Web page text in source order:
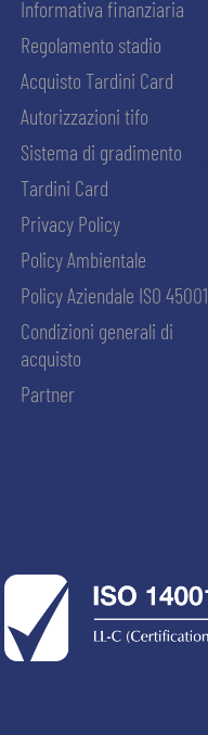
Informativa finanziaria
Regolamento stadio
Acquisto Tardini Card
Autorizzazioni tifo
Sistema di gradimento
Tardini Card
Privacy Policy
Policy Ambientale
Policy Aziendale ISO 45001
Condizioni generali di
acquisto
Partner